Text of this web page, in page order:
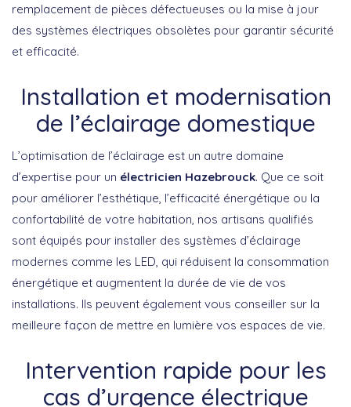
remplacement de pièces défectueuses ou la mise à jour
des systèmes électriques obsolètes pour garantir sécurité
et efficacité.
Installation et modernisation
de l’éclairage domestique
L’optimisation de l’éclairage est un autre domaine
d’expertise pour un électricien Hazebrouck. Que ce soit
pour améliorer l’esthétique, l’efficacité énergétique ou la
confortabilité de votre habitation, nos artisans qualifiés
sont équipés pour installer des systèmes d’éclairage
modernes comme les LED, qui réduisent la consommation
énergétique et augmentent la durée de vie de vos
installations. Ils peuvent également vous conseiller sur la
meilleure façon de mettre en lumière vos espaces de vie.
Intervention rapide pour les
cas d’urgence électrique